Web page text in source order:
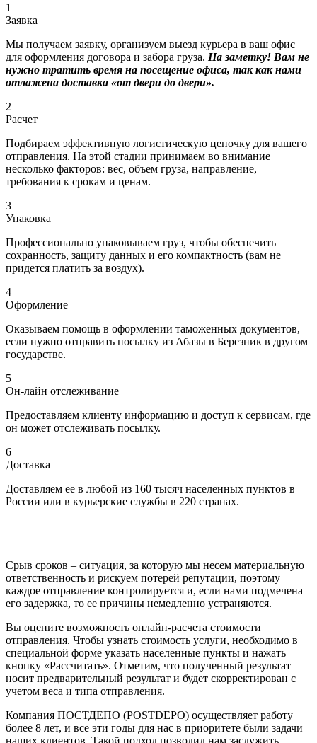
1
Заявка
Мы получаем заявку, организуем выезд курьера в ваш офис
для оформления договора и забора груза. На заметку! Вам не
нужно тратить время на посещение офиса, так как нами
отлажена доставка «от двери до двери».
2
Расчет
Подбираем эффективную логистическую цепочку для вашего
отправления. На этой стадии принимаем во внимание
несколько факторов: вес, объем груза, направление,
требования к срокам и ценам.
3
Упаковка
Профессионально упаковываем груз, чтобы обеспечить
сохранность, защиту данных и его компактность (вам не
придется платить за воздух).
4
Оформление
Оказываем помощь в оформлении таможенных документов,
если нужно отправить посылку из Абазы в Березник в другом
государстве.
5
Он-лайн отслеживание
Предоставляем клиенту информацию и доступ к сервисам, где
он может отслеживать посылку.
6
Доставка
Доставляем ее в любой из 160 тысяч населенных пунктов в
России или в курьерские службы в 220 странах.
Срыв сроков – ситуация, за которую мы несем материальную
ответственность и рискуем потерей репутации, поэтому
каждое отправление контролируется и, если нами подмечена
его задержка, то ее причины немедленно устраняются.
Вы оцените возможность онлайн-расчета стоимости
отправления. Чтобы узнать стоимость услуги, необходимо в
специальной форме указать населенные пункты и нажать
кнопку «Рассчитать». Отметим, что полученный результат
носит предварительный результат и будет скорректирован с
учетом веса и типа отправления.
Компания ПОСТДЕПО (POSTDEPO) осуществляет работу
более 8 лет, и все эти годы для нас в приоритете были задачи
наших клиентов. Такой подход позволил нам заслужить